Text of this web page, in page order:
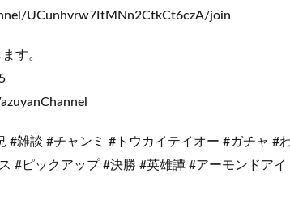
UCunhvrw7ItMNn2CtkCt6czA/join
す。
#雑談 #チャンミ #トウカイテイオー #ガチャ #
#ピックアップ #決勝 #英雄譚 #アーモンドア